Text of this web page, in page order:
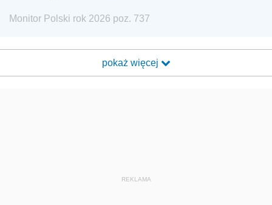
Monitor Polski rok 2026 poz. 737
pokaż więcej
REKLAMA